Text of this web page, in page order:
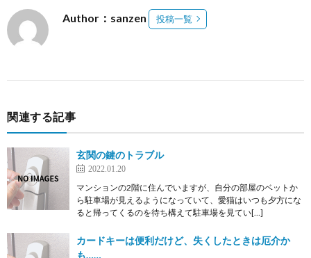
Author：sanzen 投稿一覧
関連する記事
玄関の鍵のトラブル
2022.01.20
マンションの2階に住んでいますが、自分の部屋のベットか
ら駐車場が見えるようになっていて、愛猫はいつも夕方にな
ると帰ってくるのを待ち構えて駐車場を見てい[…]
カードキーは便利だけど、失くしたときは厄介か
も……